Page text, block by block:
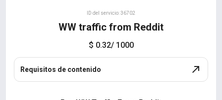
ID del servicio: 36702
WW traffic from Reddit
$ 0.32/ 1000
Requisitos de contenido